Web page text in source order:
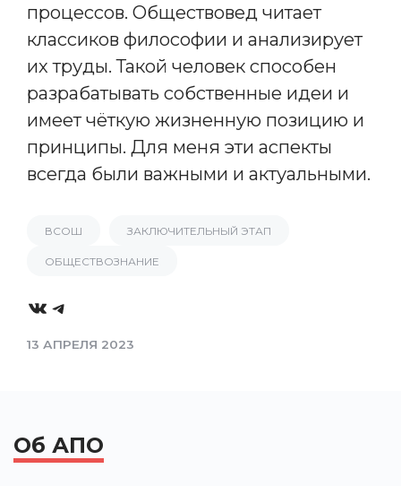
процессов. Обществовед читает
классиков философии и анализирует
их труды. Такой человек способен
разрабатывать собственные идеи и
имеет чёткую жизненную позицию и
принципы. Для меня эти аспекты
всегда были важными и актуальными.
ВСОШ ЗАКЛЮЧИТЕЛЬНЫЙ ЭТАП
ОБЩЕСТВОЗНАНИЕ
VKTelegram
13 АПРЕЛЯ 2023
Об АПО